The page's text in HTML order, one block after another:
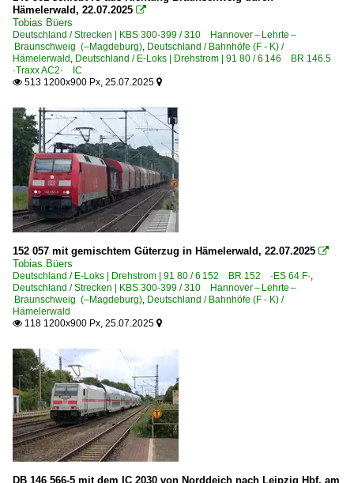
6 103 BR 103.1
6 109 BR 109 DR 211 DR E 11
6 110 BR 110 E 10 Werbeloks
6 110 BR 110.3 E 10 'Bügelfalte'
6 111 BR 111
6 111 BR 111 Private
6 112 BR 112.1 DR 212
6 113 BR 113 DB 112 · DB 114 E 10.12
6 114 BR 114.0 ex 112.0
6 114 BR 114.1 Umbau aus 143 (114 009, 114 101, 114
6 139 BR 139 E 40.11
6 140 BR 140 E 40
6 140 BR 140 E 40 Lokportraits
6 140 BR 140 E 40 Private
6 141 BR 141 E 41 'Knallfrosch'
6 142 BR 142 DR 242 E 42
6 143 BR 143 DR 243
6 143 BR 143 DR 243 Lokportraits
6 143 BR 143 DR 243 Private
Hämelerwald, 22.07.2025 
Tobias Büers
Deutschland / Strecken | KBS 300-399 / 310 Hannover – Lehrte –
Braunschweig (–Magdeburg), Deutschland / Bahnhöfe (F - K) /
Hämelerwald , Deutschland / E-Loks | Drehstrom | 91 80 / 6 146 BR 146.5
·Traxx AC2· IC
 513 1200x900 Px, 25.07.2025 
152 057 mit gemischtem Güterzug in Hämelerwald, 22.07.2025 
Tobias Büers
Deutschland / E-Loks | Drehstrom | 91 80 / 6 152 BR 152 ·ES 64 F·,
Deutschland / Strecken | KBS 300-399 / 310 Hannover – Lehrte –
Braunschweig (–Magdeburg), Deutschland / Bahnhöfe (F - K) /
Hämelerwald
 118 1200x900 Px, 25.07.2025 
DB 146 566-5 mit dem IC 2030 von Norddeich nach Leipzig Hbf, am